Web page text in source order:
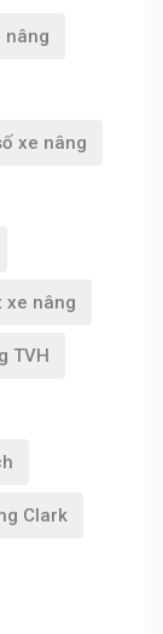
nâng
xe nâng
xe nâng
TVH
Clark